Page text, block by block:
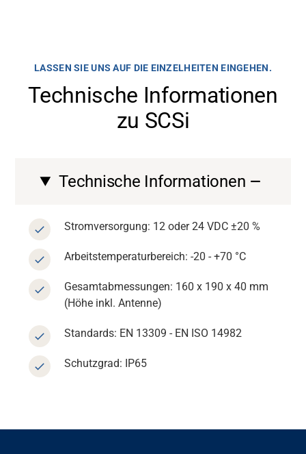
LASSEN SIE UNS AUF DIE EINZELHEITEN EINGEHEN.
Technische Informationen
zu SCSi
Technische Informationen
Stromversorgung: 12 oder 24 VDC ±20 %
Arbeitstemperaturbereich: -20 - +70 °C
Gesamtabmessungen: 160 x 190 x 40 mm
(Höhe inkl. Antenne)
Standards: EN 13309 - EN ISO 14982
Schutzgrad: IP65